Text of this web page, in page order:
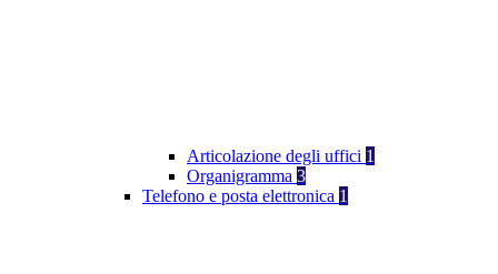
Articolazione degli uffici 1
Organigramma 3
Telefono e posta elettronica 1